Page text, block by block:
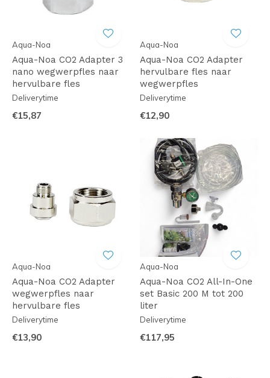
Aqua-Noa
Aqua-Noa CO2 Adapter 3
nano wegwerpfles naar
hervulbare fles
Deliverytime
€15,87
Aqua-Noa
Aqua-Noa CO2 Adapter
hervulbare fles naar
wegwerpfles
Deliverytime
€12,90
Aqua-Noa
Aqua-Noa CO2 Adapter
wegwerpfles naar
hervulbare fles
Deliverytime
€13,90
Aqua-Noa
Aqua-Noa CO2 All-In-One
set Basic 200 M tot 200
liter
Deliverytime
€117,95